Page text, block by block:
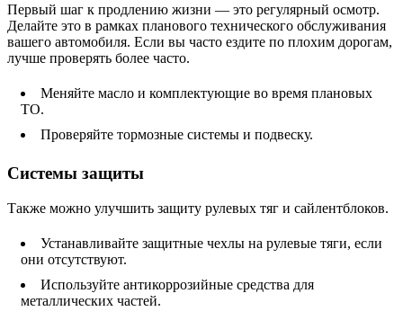
Первый шаг к продлению жизни — это регулярный осмотр.
Делайте это в рамках планового технического обслуживания
вашего автомобиля. Если вы часто ездите по плохим дорогам,
лучше проверять более часто.
Меняйте масло и комплектующие во время плановых
ТО.
Проверяйте тормозные системы и подвеску.
Системы защиты
Также можно улучшить защиту рулевых тяг и сайлентблоков.
Устанавливайте защитные чехлы на рулевые тяги, если
они отсутствуют.
Используйте антикоррозийные средства для
металлических частей.